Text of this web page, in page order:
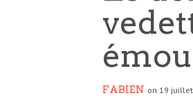
FABIEN on 19